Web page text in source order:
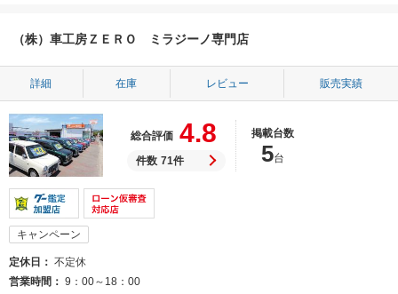
（株）車工房ＺＥＲＯ ミラジーノ専門店
詳細 在庫 レビュー 販売実績
総合評価 4.8
件数 71件
掲載台数
5台
キャンペーン
定休日
不定休
営業時間
9：00～18：00